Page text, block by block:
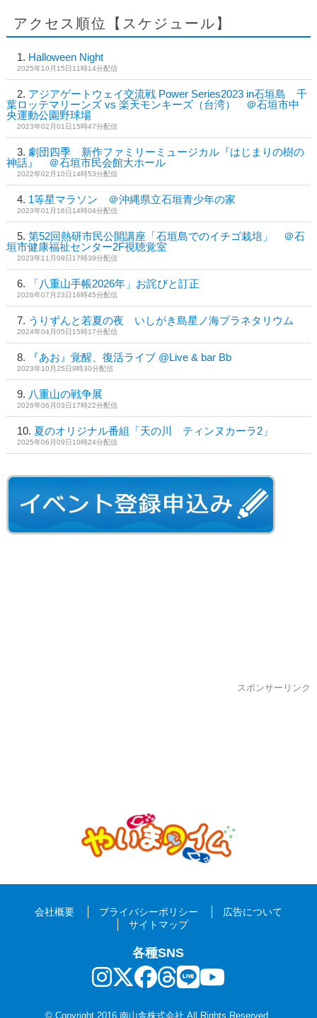
アクセス順位【スケジュール】
Halloween Night
2025年10月15日11時14分配信
アジアゲートウェイ交流戦 Power Series2023 in石垣島 千
葉ロッテマリーンズ vs 楽天モンキーズ（台湾） ＠石垣市中
央運動公園野球場
2023年02月01日15時47分配信
劇団四季 新作ファミリーミュージカル『はじまりの樹の
神話』 ＠石垣市民会館大ホール
2022年02月10日14時53分配信
1等星マラソン ＠沖縄県立石垣青少年の家
2023年01月16日14時04分配信
第52回熱研市民公開講座「石垣島でのイチゴ栽培」 ＠石
垣市健康福祉センター2F視聴覚室
2023年11月09日17時39分配信
「八重山手帳2026年」お詫びと訂正
2026年07月23日16時45分配信
うりずんと若夏の夜 いしがき島星ノ海プラネタリウム
2024年04月05日15時17分配信
『あお』覚醒、復活ライブ @Live & bar Bb
2023年10月25日9時30分配信
八重山の戦争展
2026年06月03日17時22分配信
夏のオリジナル番組「天の川 ティンヌカーラ2」
2025年06月09日10時24分配信
スポンサーリンク
会社概要 プライバシーポリシー
広告について
サイトマップ
各種SNS
© Copyright 2016 南山舎株式会社 All Rights Reserved.